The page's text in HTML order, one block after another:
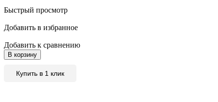
Быстрый просмотр
Добавить в избранное
Добавить к сравнению
В корзину
Купить в 1 клик